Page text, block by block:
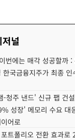
널
번에는 매각 성공할까 :
국금융지주가 최종 인
-청주 낸드' 신규 팹 건
성장' 메모리 수요 대
어로
트폴리오 전환 효과로